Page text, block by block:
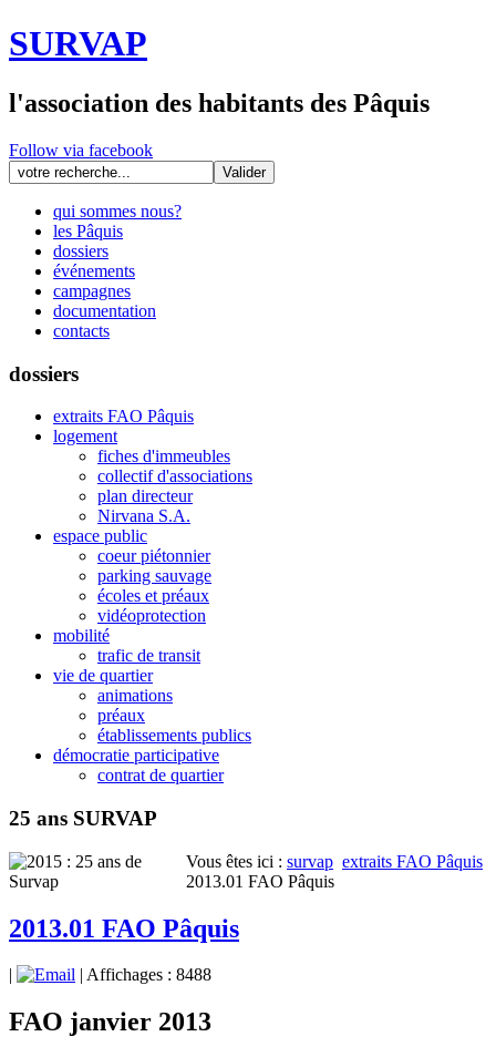
SURVAP
l'association des habitants des Pâquis
Follow via facebook
qui sommes nous?
les Pâquis
dossiers
événements
campagnes
documentation
contacts
dossiers
extraits FAO Pâquis
logement
fiches d'immeubles
collectif d'associations
plan directeur
Nirvana S.A.
espace public
coeur piétonnier
parking sauvage
écoles et préaux
vidéoprotection
mobilité
trafic de transit
vie de quartier
animations
préaux
établissements publics
démocratie participative
contrat de quartier
25 ans SURVAP
Vous êtes ici : survap extraits FAO Pâquis
2013.01 FAO Pâquis
2013.01 FAO Pâquis
| Affichages : 8488
FAO janvier 2013